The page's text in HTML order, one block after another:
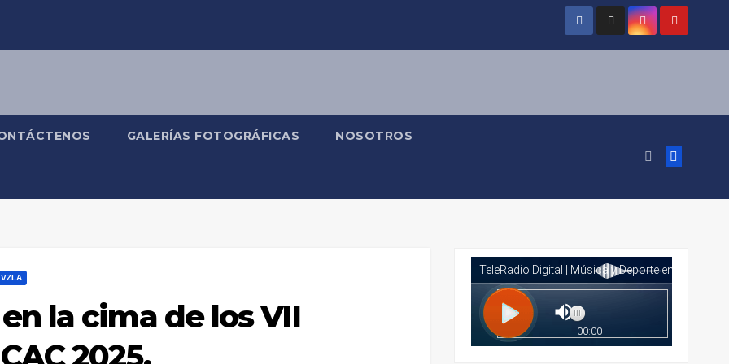
GALERÍAS FOTOGRÁFICAS NOSOTROS
VZLA
la cima de los VII
2025.